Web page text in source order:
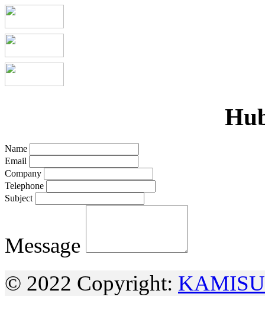
Name
Email
Company
Telephone
Subject
Message
© 2022 Copyright: